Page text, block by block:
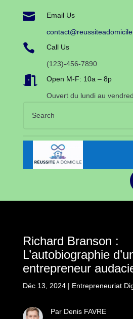
 Email Us
 Call Us
(123)-456-7890
 Open M-F: 10a – 8p
Ouvert du lundi au
Richard Branson :
L’autobiographie
entrepreneur
Déc 13, 2024| Entrepreneuriat
Par Denis FAVRE